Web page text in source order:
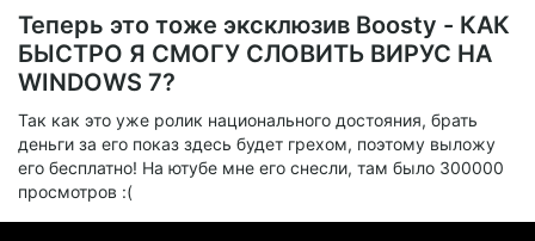
Теперь это тоже эксклюзив Boosty - КАК
БЫСТРО Я СМОГУ СЛОВИТЬ ВИРУС НА
WINDOWS 7?
Так как это уже ролик национального достояния, брать
деньги за его показ здесь будет грехом, поэтому выложу
его бесплатно! На ютубе мне его снесли, там было 300000
просмотров :(